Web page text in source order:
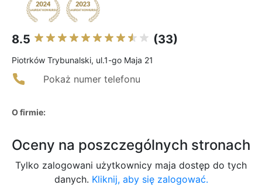
8.5 (33)
Piotrków Trybunalski, ul.1-go Maja 21
Pokaż numer telefonu
O firmie:
Oceny na poszczególnych stronach
Tylko zalogowani użytkownicy maja dostęp do tych
danych. Kliknij, aby się zalogować.